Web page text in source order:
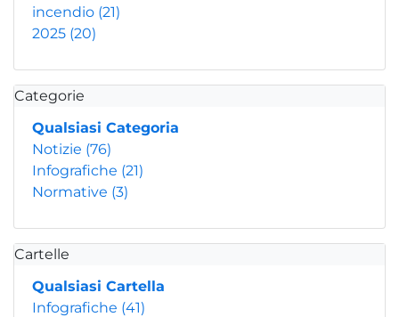
incendio (21)
2025 (20)
Categorie
Qualsiasi Categoria
Notizie (76)
Infografiche (21)
Normative (3)
Cartelle
Qualsiasi Cartella
Infografiche (41)